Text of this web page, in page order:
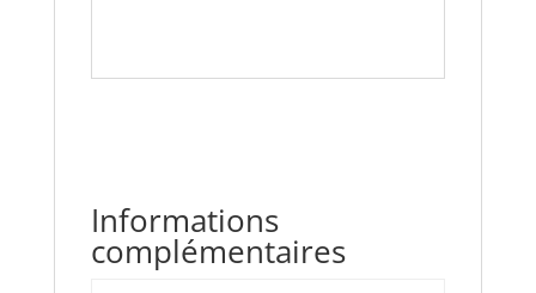
Informations
complémentaires